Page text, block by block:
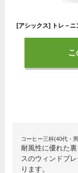
コーヒー三杯(40代・
耐風性に優れた
スのウィンドブ
ります。